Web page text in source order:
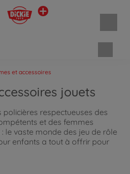
et accessoires
jouets
policières respectueuses des
et des femmes
le vaste monde des jeu de rôle
enfants a tout à offrir pour
rôle et les déguisements pour